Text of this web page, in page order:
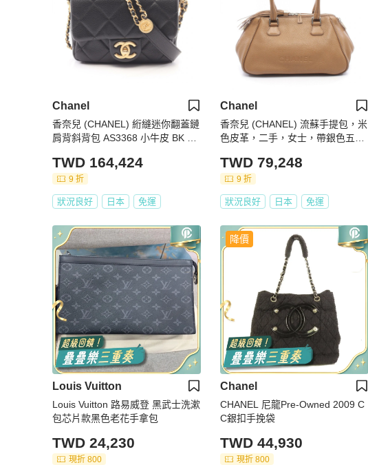
Chanel
香奈兒 (CHANEL) 絎縫迷你翻蓋鏈
肩背斜背包 AS3368 小牛皮 BK G
TWD 164,424
9 折
狀況良好 日本 免運
Chanel
香奈兒 (CHANEL) 流蘇手提包，米
色皮革，二手，女士，帶銀色五
TWD 79,248
9 折
狀況良好 日本 免運
Louis Vuitton
Louis Vuitton 路易威登 黑武士洗漱
包芯片款黑色老花手拿包
TWD 24,230
現折 800
降價
Chanel
CHANEL 尼龍Pre-Owned 2009 C
C銀扣手挽袋
TWD 44,930
現折 800